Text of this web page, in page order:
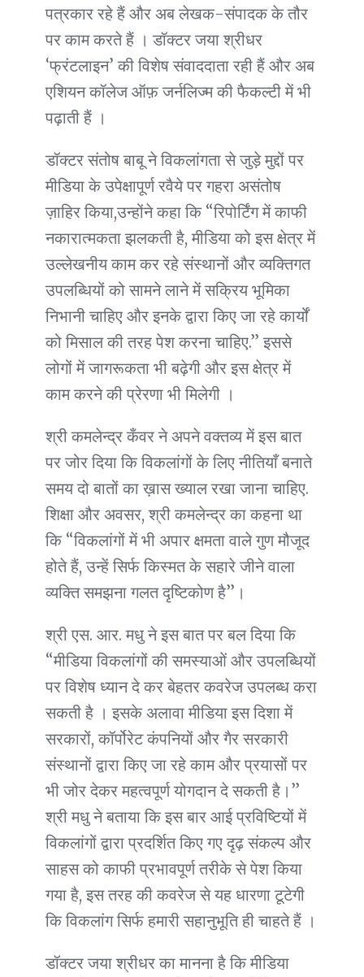
पत्रकार रहे हैं और अब लेखक-संपादक के तौर
पर काम करते हैं । डॉक्टर जया श्रीधर
‘फ्रंटलाइन’ की विशेष संवाददाता रही हैं और अब
एशियन कॉलेज ऑफ़ जर्नलिज्म की फैकल्टी में भी
पढ़ाती हैं ।
डॉक्टर संतोष बाबू ने विकलांगता से जुड़े मुद्दों पर
मीडिया के उपेक्षापूर्ण रवैये पर गहरा असंतोष
ज़ाहिर किया,उन्होंने कहा कि “रिपोर्टिंग में काफी
नकारात्मकता झलकती है, मीडिया को इस क्षेत्र में
उल्लेखनीय काम कर रहे संस्थानों और व्यक्तिगत
उपलब्धियों को सामने लाने में सक्रिय भूमिका
निभानी चाहिए और इनके द्वारा किए जा रहे कार्यों
को मिसाल की तरह पेश करना चाहिए.” इससे
लोगों में जागरूकता भी बढ़ेगी और इस क्षेत्र में
काम करने की प्रेरणा भी मिलेगी ।
श्री कमलेन्द्र कँवर ने अपने वक्तव्य में इस बात
पर जोर दिया कि विकलांगों के लिए नीतियाँ बनाते
समय दो बातों का ख़ास ख्याल रखा जाना चाहिए.
शिक्षा और अवसर, श्री कमलेन्द्र का कहना था
कि “विकलांगों में भी अपार क्षमता वाले गुण मौजूद
होते हैं, उन्हें सिर्फ किस्मत के सहारे जीने वाला
व्यक्ति समझना गलत दृष्टिकोण है”।
श्री एस. आर. मधु ने इस बात पर बल दिया कि
“मीडिया विकलांगों की समस्याओं और उपलब्धियों
पर विशेष ध्यान दे कर बेहतर कवरेज उपलब्ध करा
सकती है । इसके अलावा मीडिया इस दिशा में
सरकारों, कॉर्पोरेट कंपनियों और गैर सरकारी
संस्थानों द्वारा किए जा रहे काम और प्रयासों पर
भी जोर देकर महत्वपूर्ण योगदान दे सकती है।”
श्री मधु ने बताया कि इस बार आई प्रविष्टियों में
विकलांगों द्वारा प्रदर्शित किए गए दृढ़ संकल्प और
साहस को काफी प्रभावपूर्ण तरीके से पेश किया
गया है, इस तरह की कवरेज से यह धारणा टूटेगी
कि विकलांग सिर्फ हमारी सहानुभूति ही चाहते हैं ।
डॉक्टर जया श्रीधर का मानना है कि मीडिया